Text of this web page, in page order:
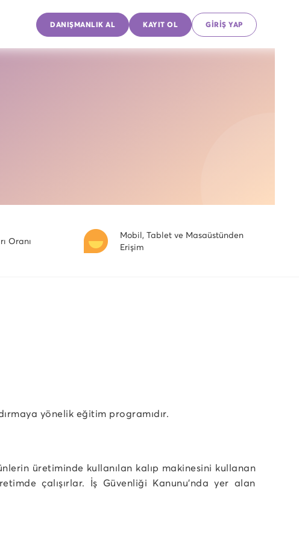
DANIŞMANLIK AL KAYIT OL GİRİŞ YAP
Oranı
Mobil, Tablet ve Masaüstünden
Erişim
yönelik eğitim programıdır.
üretiminde kullanılan kalıp makinesini kullanan
çalışırlar. İş Güvenliği Kanunu'nda yer alan